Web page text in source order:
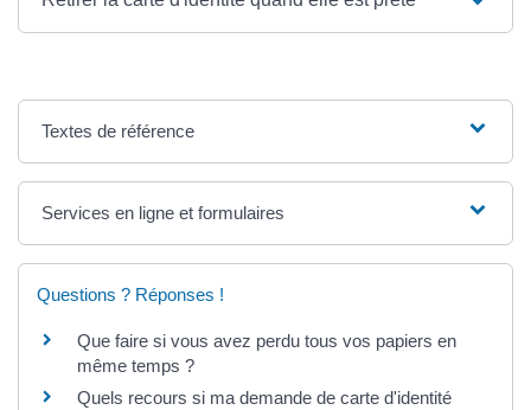
Textes de référence
Services en ligne et formulaires
Questions ? Réponses !
Que faire si vous avez perdu tous vos papiers en
même temps ?
Quels recours si ma demande de carte d'identité